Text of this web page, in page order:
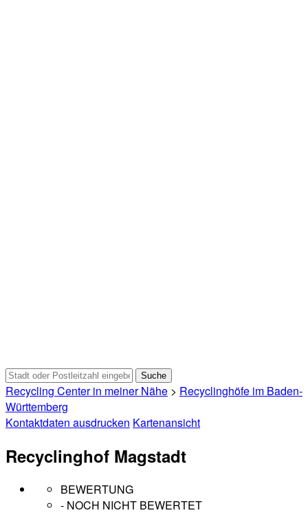
Recycling Center in meiner Nähe > Recyclinghöfe im Baden-
Württemberg
Kontaktdaten ausdrucken Kartenansicht
Recyclinghof Magstadt
BEWERTUNG
- NOCH NICHT BEWERTET